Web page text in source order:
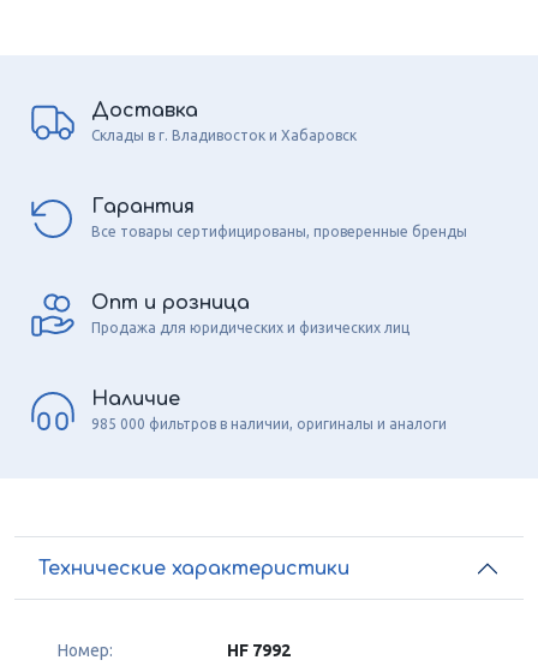
Доставка
Склады в г. Владивосток и Хабаровск
Гарантия
Все товары сертифицированы, проверенные бренды
Опт и розница
Продажа для юридических и физических лиц
Наличие
985 000 фильтров в наличии, оригиналы и аналоги
Технические характеристики
Номер: HF 7992